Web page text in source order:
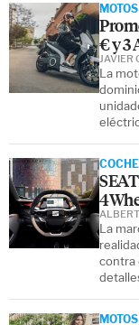
€ y 3
La
JAVIER
La
contra